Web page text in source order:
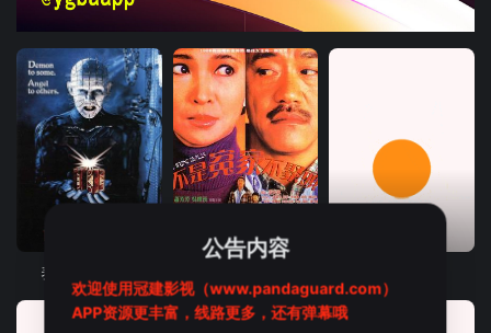
养鬼吃人1987
公告内容
欢迎使用冠建影视（www.pandaguard.com）
APP资源更丰富，线路更多，还有弹幕哦